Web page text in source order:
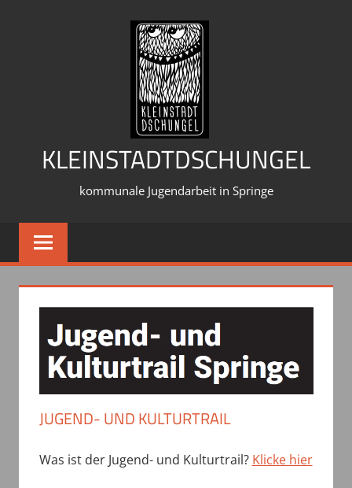
KLEINSTADTDSCHUNGEL
kommunale Jugendarbeit in Springe
JUGEND- UND KULTURTRAIL
Was ist der Jugend- und Kulturtrail? Klicke hier